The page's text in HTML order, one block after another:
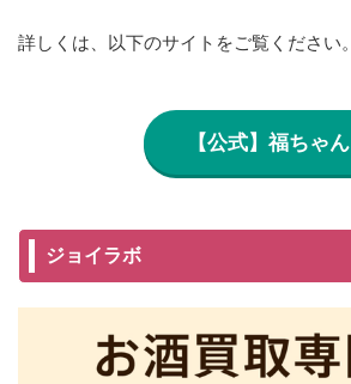
詳しくは、以下のサイトをご覧ください。
【公式】福ちゃん
ジョイラボ